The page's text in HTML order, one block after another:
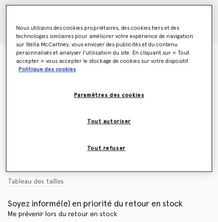
Veste bomber en denim
CA$300.00
Tableau des tailles
Soyez informé(e) en priorité du retour en stock
Me prévenir lors du retour en stock
Nous utilisons des cookies propriétaires, des cookies tiers et des
technologies similaires pour améliorer votre expérience de navigation
sur Stella McCartney, vous envoyer des publicités et du contenu
personnalisés et analyser l’utilisation du site. En cliquant sur « Tout
accepter » vous accepter le stockage de cookies sur votre dispositif.
Politique des cookies
Paramètres des cookies
Tout refuser
Tout autoriser